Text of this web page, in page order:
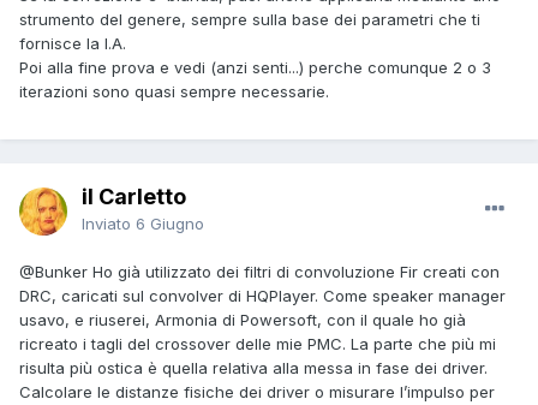
strumento del genere, sempre sulla base dei parametri che ti
fornisce la I.A.
Poi alla fine prova e vedi (anzi senti...) perche comunque 2 o 3
iterazioni sono quasi sempre necessarie.
il Carletto
Inviato 6 Giugno
@Bunker Ho già utilizzato dei filtri di convoluzione Fir creati con
DRC, caricati sul convolver di HQPlayer. Come speaker manager
usavo, e riuserei, Armonia di Powersoft, con il quale ho già
ricreato i tagli del crossover delle mie PMC. La parte che più mi
risulta più ostica è quella relativa alla messa in fase dei driver.
Calcolare le distanze fisiche dei driver o misurare l’impulso per